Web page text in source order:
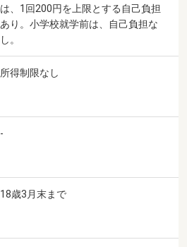
は、1回200円を上限とする自己負担
あり。小学校就学前は、自己負担な
し。
所得制限なし
-
18歳3月末まで